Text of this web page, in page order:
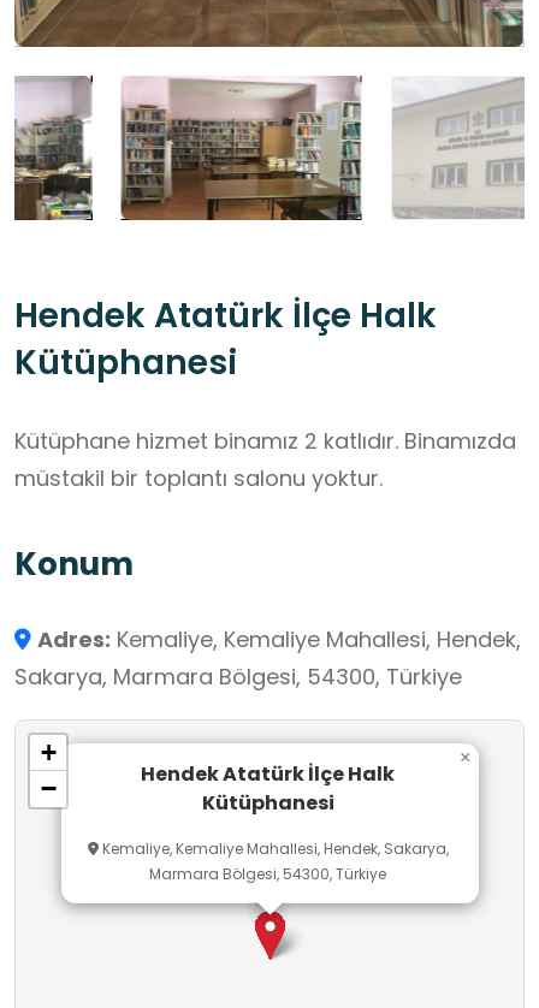
Hendek Atatürk İlçe Halk
Kütüphanesi
Kütüphane hizmet binamız 2 katlıdır. Binamızda
müstakil bir toplantı salonu yoktur.
Konum
Adres: Kemaliye, Kemaliye Mahallesi, Hendek,
Sakarya, Marmara Bölgesi, 54300, Türkiye
Hendek Atatürk İlçe Halk
Kütüphanesi
Kemaliye, Kemaliye Mahallesi, Hendek, Sakarya,
Marmara Bölgesi, 54300, Türkiye
×
+
−